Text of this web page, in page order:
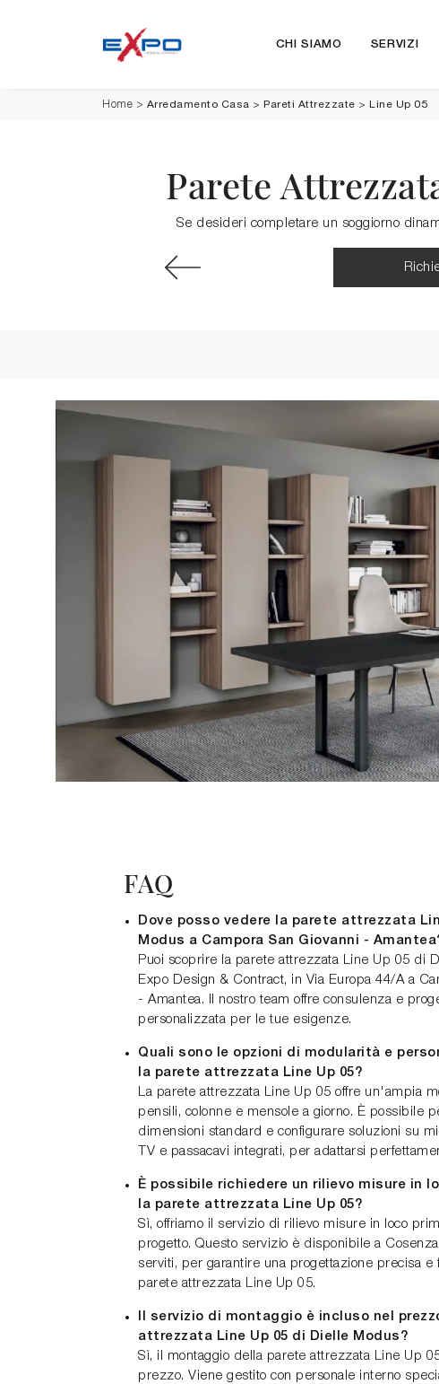
CHI SIAMO SERVIZI
Home > Arredamento Casa > Pareti Attrezzate > Line Up 05
Parete
Se desideri completare un soggiorno
FAQ
Dove posso vedere la parete attrezzata
Modus a Campora San Giovanni -
Puoi scoprire la parete attrezzata Line Up 05 di
Expo Design & Contract, in Via Europa 44/A a
- Amantea. Il nostro team offre consulenza e
personalizzata per le tue esigenze.
Quali sono le opzioni di modularità e
la parete attrezzata Line Up 05?
La parete attrezzata Line Up 05 offre un'ampia
pensili, colonne e mensole a giorno. È possibile
dimensioni standard e configurare soluzioni su
TV e passacavi integrati, per adattarsi
È possibile richiedere un rilievo misure in
la parete attrezzata Line Up 05?
Sì, offriamo il servizio di rilievo misure in loco
progetto. Questo servizio è disponibile a
serviti, per garantire una progettazione precisa e
parete attrezzata Line Up 05.
Il servizio di montaggio è incluso nel
attrezzata Line Up 05 di Dielle Modus?
Sì, il montaggio della parete attrezzata Line Up
prezzo. Viene gestito con personale interno